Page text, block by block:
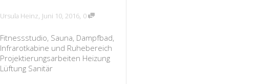
Ursula Heinz, Juni 10, 2016, 0
Fitnessstudio, Sauna, Dampfbad,
Infrarotkabine und Ruhebereich
Projektierungsarbeiten Heizung
Lüftung Sanitär